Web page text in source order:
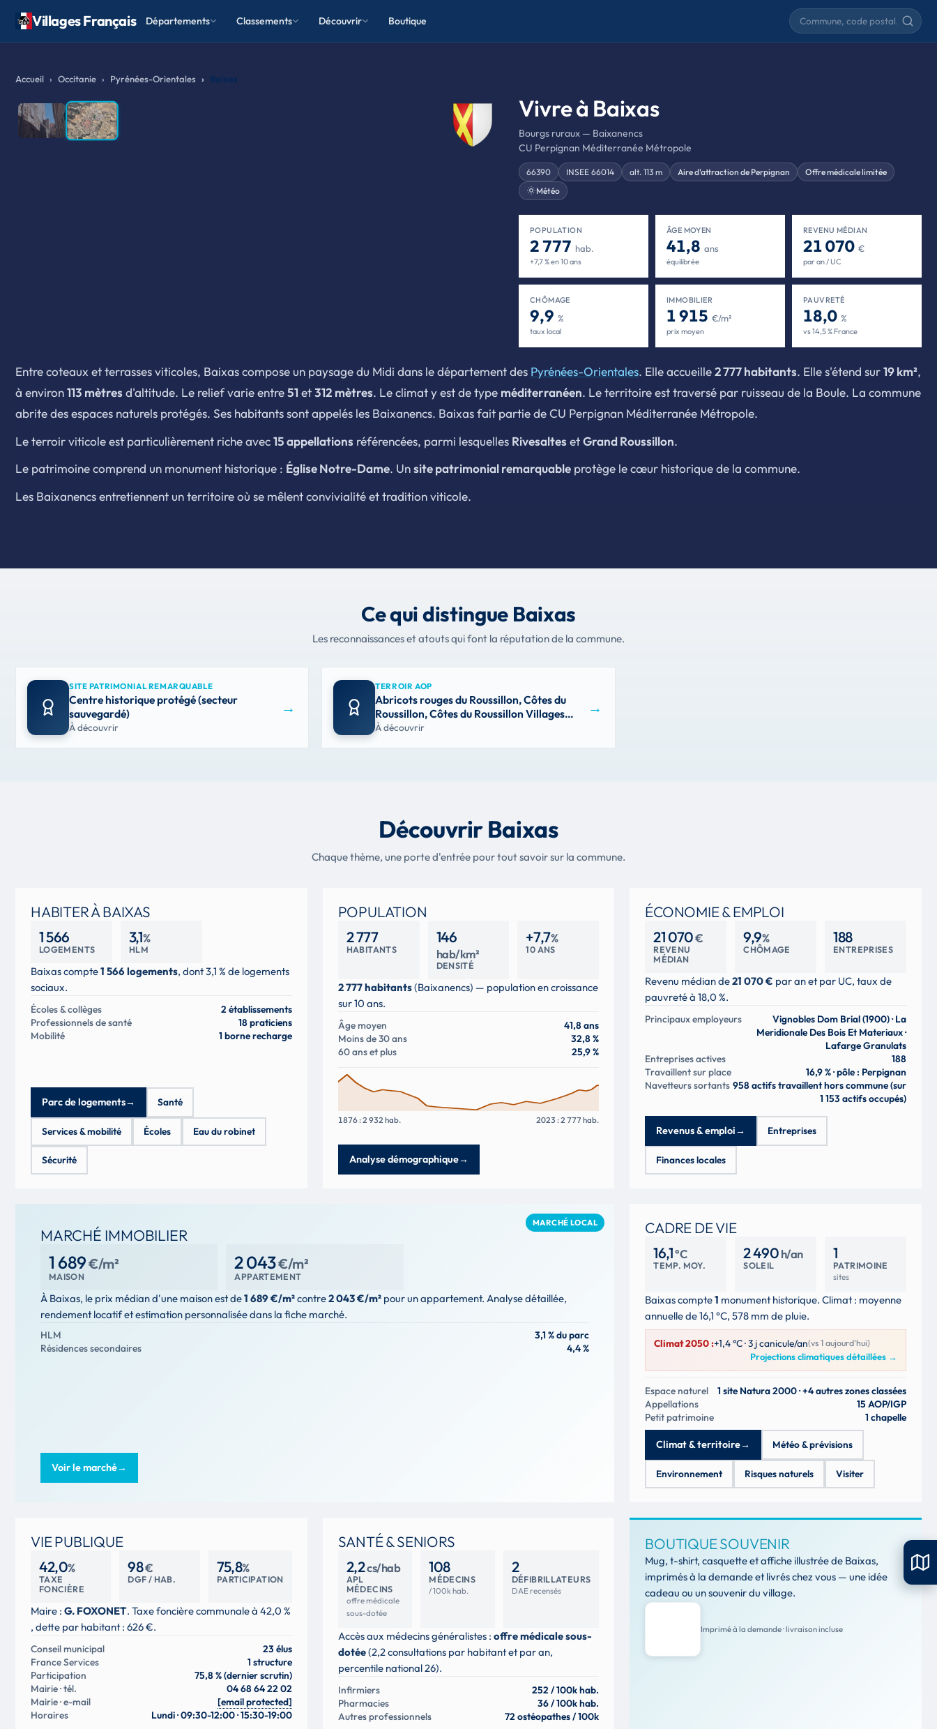
Villages Français Départements Classements Découvrir Boutique
Rechercher une commune
Accueil Occitanie Pyrénées-Orientales
Baixas
Vivre à Baixas
Bourgs ruraux — Baixanencs
CU Perpignan Méditerranée Métropole
66390 INSEE 66014 alt. 113 m Aire d'attraction de Perpignan
Offre médicale limitée
Météo
POPULATION
2 777 hab.
+7,7 % en 10 ans
ÂGE MOYEN
41,8 ans
équilibrée
REVENU MÉDIAN
21 070 €
par an / UC
CHÔMAGE
9,9 %
taux local
IMMOBILIER
1 915 €/m²
prix moyen
PAUVRETÉ
18,0 %
vs 14,5 % France
Entre coteaux et terrasses viticoles, Baixas compose un paysage du Midi dans le département des Pyrénées-Orientales. Elle accueille2 777 habitants. Elle s'étend sur19 km²,
à environ113 mètres d'altitude. Le relief varie entre51 et312 mètres. Le climat y est de type méditerranéen. Le territoire est traversé par ruisseau de la Boule. La commune
abrite des espaces naturels protégés. Ses habitants sont appelés les Baixanencs. Baixas fait partie de CU Perpignan Méditerranée Métropole.
Le terroir viticole est particulièrement riche avec15 appellations référencées, parmi lesquelles Rivesaltes etGrand Roussillon.
Le patrimoine comprend un monument historique : Église Notre-Dame. Unsite patrimonial remarquable protège le cœur historique de la commune.
Les Baixanencs entretiennent un territoire où se mêlent convivialité et tradition viticole.
Ce qui distingue Baixas
Les reconnaissances et atouts qui font la réputation de la commune.
SITE PATRIMONIAL REMARQUABLE
Centre historique protégé (secteur
sauvegardé)
À découvrir
→
TERROIR AOP
Abricots rouges du Roussillon, Côtes du
Roussillon, Côtes du Roussillon Villages…
À découvrir
→
Découvrir Baixas
Chaque thème, une porte d'entrée pour tout savoir sur la commune.
HABITER À BAIXAS
1 566
LOGEMENTS
3,1%
HLM
Baixas compte1 566 logements, dont 3,1 % de logements
sociaux.
Écoles & collèges
2 établissements
Professionnels de santé
18 praticiens
Mobilité
1 borne recharge
Parc de logements→ Santé
Services & mobilité Écoles Eau du robinet
Sécurité
POPULATION
2 777
HABITANTS
146
hab/km²
DENSITÉ
+7,7%
10 ANS
2 777 habitants(Baixanencs) — population en croissance
sur 10 ans.
Âge moyen
41,8 ans
Moins de 30 ans
32,8 %
60 ans et plus
25,9 %
1876 : 2 932 hab. 2023 : 2 777 hab.
Analyse démographique→
ÉCONOMIE & EMPLOI
21 070€
REVENU
MÉDIAN
9,9%
CHÔMAGE
188
ENTREPRISES
Revenu médian de21 070 € par an et par UC, taux de
pauvreté à 18,0 %.
Principaux employeurs
Vignobles Dom Brial (1900) · La
Meridionale Des Bois Et Materiaux ·
Lafarge Granulats
Entreprises actives
188
Travaillent sur place
16,9 % · pôle : Perpignan
Navetteurs sortants 958 actifs travaillent hors commune (sur
1 153 actifs occupés)
Revenus & emploi→ Entreprises
Finances locales
MARCHÉ LOCAL
MARCHÉ IMMOBILIER
1 689€/m²
MAISON
2 043€/m²
APPARTEMENT
À Baixas, le prix médian d'une maison est de1 689 €/m²contre2 043 €/m² pour un appartement. Analyse détaillée,
rendement locatif et estimation personnalisée dans la fiche marché.
HLM
3,1 % du parc
Résidences secondaires
4,4 %
Voir le marché→
CADRE DE VIE
16,1°C
TEMP. MOY.
2 490h/an
SOLEIL
1
PATRIMOINE
sites
Baixas compte1 monument historique. Climat : moyenne
annuelle de 16,1 °C, 578 mm de pluie.
Climat 2050 :+1,4 °C · 3 j canicule/an(vs 1 aujourd'hui)
Projections climatiques détaillées →
Espace naturel
1 site Natura 2000 · +4 autres zones classées
Appellations
15 AOP/IGP
Petit patrimoine
1 chapelle
Climat & territoire→ Météo & prévisions
Environnement Risques naturels Visiter
VIE PUBLIQUE
42,0%
TAXE
FONCIÈRE
98€
DGF / HAB.
75,8%
PARTICIPATION
Maire : G. FOXONET. Taxe foncière communale à 42,0 %
, dette par habitant : 626 €.
Conseil municipal
23 élus
France Services
1 structure
Participation
75,8 % (dernier scrutin)
Mairie · tél.
04 68 64 22 02
Mairie · e-mail
[email protected]
Horaires
Lundi · 09:30-12:00 · 15:30-19:00
SANTÉ & SENIORS
2,2cs/hab
APL
MÉDECINS
offre médicale
sous-dotée
108
MÉDECINS
/ 100k hab.
2
DÉFIBRILLATEURS
DAE recensés
Accès aux médecins généralistes : offre médicale sous-
dotée(2,2 consultations par habitant et par an,
percentile national 26).
Infirmiers
252 / 100k hab.
Pharmacies
36 / 100k hab.
Autres professionnels
72 ostéopathes / 100k
BOUTIQUE SOUVENIR
Mug, t-shirt, casquette et affiche illustrée de Baixas,
imprimés à la demande et livrés chez vous — une idée
cadeau ou un souvenir du village.
Imprimé à la demande · livraison incluse